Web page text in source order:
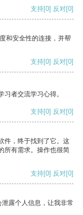
支持[0] 反对[0]
和安全性的连接，并帮
支持[0] 反对[0]
者交流学习心得。
支持[0] 反对[0]
件，终于找到了它。这
所有需求。操作也很简
支持[0] 反对[0]
露个人信息，让我非常